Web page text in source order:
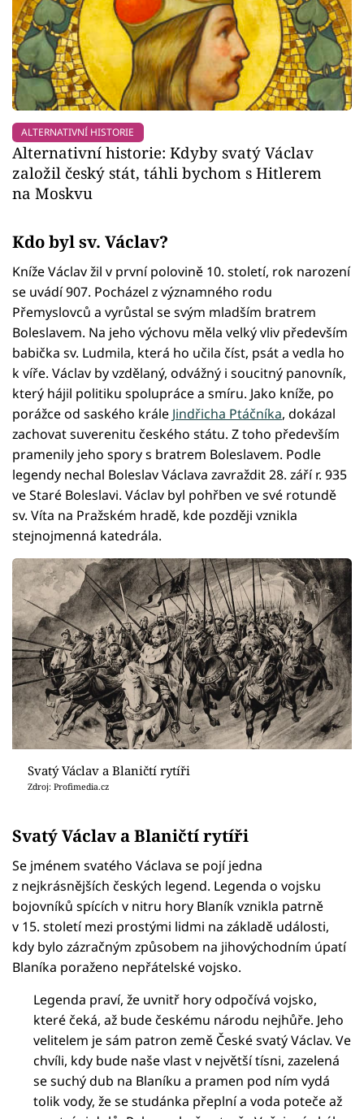
ALTERNATIVNÍ HISTORIE
Alternativní historie: Kdyby svatý Václav
založil český stát, táhli bychom s Hitlerem
na Moskvu
Kdo byl sv. Václav?
Kníže Václav žil v první polovině 10. století, rok narození
se uvádí 907. Pocházel z významného rodu
Přemyslovců a vyrůstal se svým mladším bratrem
Boleslavem. Na jeho výchovu měla velký vliv především
babička sv. Ludmila, která ho učila číst, psát a vedla ho
k víře. Václav by vzdělaný, odvážný i soucitný panovník,
který hájil politiku spolupráce a smíru. Jako kníže, po
porážce od saského krále Jindřicha Ptáčníka, dokázal
zachovat suverenitu českého státu. Z toho především
pramenily jeho spory s bratrem Boleslavem. Podle
legendy nechal Boleslav Václava zavraždit 28. září r. 935
ve Staré Boleslavi. Václav byl pohřben ve své rotundě
sv. Víta na Pražském hradě, kde později vznikla
stejnojmenná katedrála.
Svatý Václav a Blaničtí rytíři
Zdroj: Profimedia.cz
Svatý Václav a Blaničtí rytíři
Se jménem svatého Václava se pojí jedna
z nejkrásnějších českých legend. Legenda o vojsku
bojovníků spících v nitru hory Blaník vznikla patrně
v 15. století mezi prostými lidmi na základě události,
kdy bylo zázračným způsobem na jihovýchodním úpatí
Blaníka poraženo nepřátelské vojsko.
Legenda praví, že uvnitř hory odpočívá vojsko,
které čeká, až bude českému národu nejhůře. Jeho
velitelem je sám patron země České svatý Václav. Ve
chvíli, kdy bude naše vlast v největší tísni, zazelená
se suchý dub na Blaníku a pramen pod ním vydá
tolik vody, že se studánka přeplní a voda poteče až